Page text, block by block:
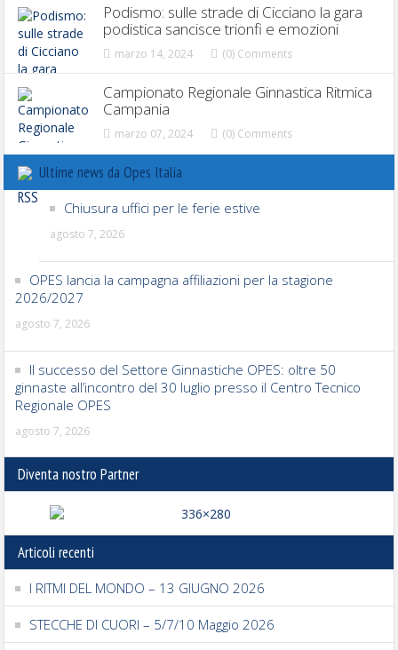
Podismo: sulle strade di Cicciano la gara
podistica sancisce trionfi e emozioni
marzo 14, 2024 (0) Comments
Campionato Regionale Ginnastica Ritmica
Campania
marzo 07, 2024 (0) Comments
Ultime news da Opes Italia
Chiusura uffici per le ferie estive
agosto 7, 2026
OPES lancia la campagna affiliazioni per la stagione
2026/2027
agosto 7, 2026
Il successo del Settore Ginnastiche OPES: oltre 50
ginnaste all’incontro del 30 luglio presso il Centro Tecnico
Regionale OPES
agosto 7, 2026
Diventa nostro Partner
Articoli recenti
I RITMI DEL MONDO – 13 GIUGNO 2026
STECCHE DI CUORI – 5/7/10 Maggio 2026